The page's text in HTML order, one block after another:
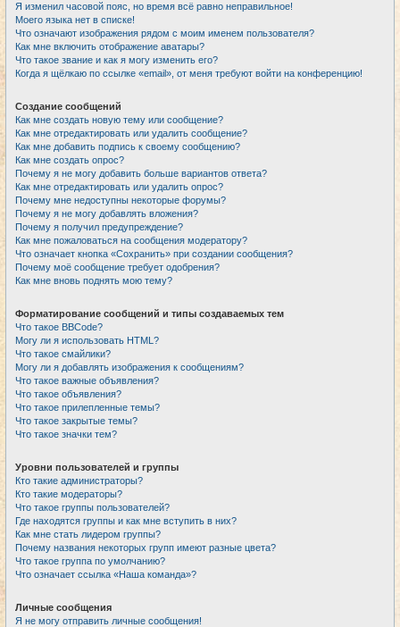
Я изменил часовой пояс, но время всё равно неправильное!
Моего языка нет в списке!
Что означают изображения рядом с моим именем пользователя?
Как мне включить отображение аватары?
Что такое звание и как я могу изменить его?
Когда я щёлкаю по ссылке «email», от меня требуют войти на конференцию!
Создание сообщений
Как мне создать новую тему или сообщение?
Как мне отредактировать или удалить сообщение?
Как мне добавить подпись к своему сообщению?
Как мне создать опрос?
Почему я не могу добавить больше вариантов ответа?
Как мне отредактировать или удалить опрос?
Почему мне недоступны некоторые форумы?
Почему я не могу добавлять вложения?
Почему я получил предупреждение?
Как мне пожаловаться на сообщения модератору?
Что означает кнопка «Сохранить» при создании сообщения?
Почему моё сообщение требует одобрения?
Как мне вновь поднять мою тему?
Форматирование сообщений и типы создаваемых тем
Что такое BBCode?
Могу ли я использовать HTML?
Что такое смайлики?
Могу ли я добавлять изображения к сообщениям?
Что такое важные объявления?
Что такое объявления?
Что такое прилепленные темы?
Что такое закрытые темы?
Что такое значки тем?
Уровни пользователей и группы
Кто такие администраторы?
Кто такие модераторы?
Что такое группы пользователей?
Где находятся группы и как мне вступить в них?
Как мне стать лидером группы?
Почему названия некоторых групп имеют разные цвета?
Что такое группа по умолчанию?
Что означает ссылка «Наша команда»?
Личные сообщения
Я не могу отправить личные сообщения!